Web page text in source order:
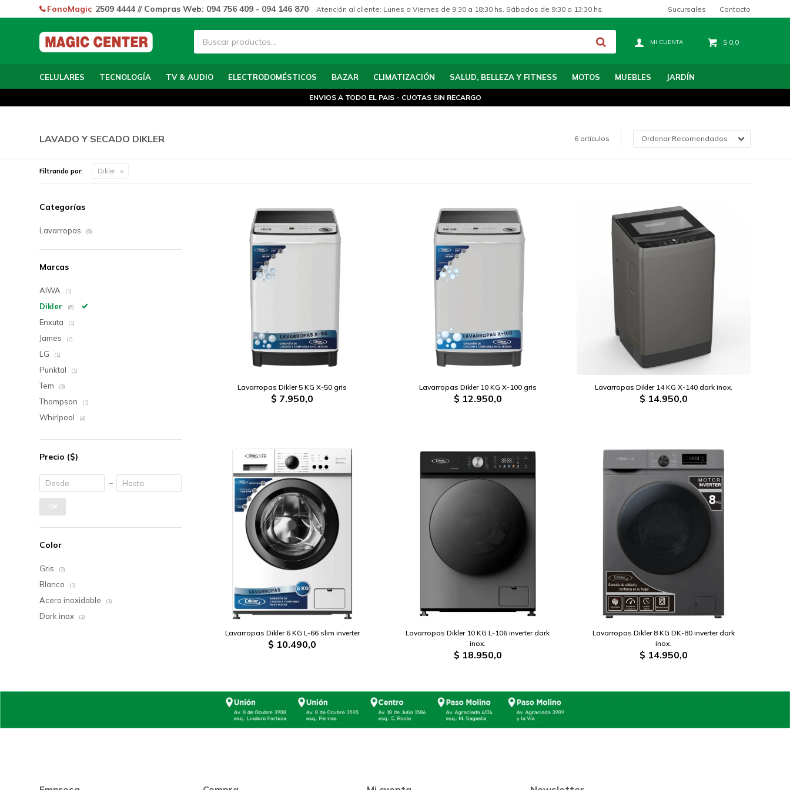
CELULARES TECNOLOGÍA TV & AUDIO ELECTRODOMÉSTICOS BAZAR CLIMATIZACIÓN SALUD, BELLEZA Y FITNESS MOTOS MUEBLES JARDÍN
$ 0,0
FonoMagic 2509 4444 // Compras Web: 094 756 409 - 094 146 870 Atención al cliente: Lunes a Viernes de 9:30 a 18:30 hs. Sábados de 9:30 a 13:30 hs. Sucursales Contacto
ENVIOS A TODO EL PAIS - CUOTAS SIN RECARGO
LAVADO Y SECADO DIKLER 6 artículos Recomendados
Filtrando por: Dikler
Lavarropas Dikler 5 KG X-50 gris
$ 7.950,0
Lavarropas Dikler 10 KG X-100 gris
$ 12.950,0
Lavarropas Dikler 14 KG X-140 dark inox.
$ 14.950,0
Lavarropas Dikler 6 KG L-66 slim inverter
$ 10.490,0
Lavarropas Dikler 10 KG L-106 inverter dark
inox.
$ 18.950,0
Lavarropas Dikler 8 KG DK-80 inverter dark
inox.
$ 14.950,0
Categorías
Lavarropas (6)
Marcas
AIWA (1)
Dikler (6)
Enxuta (1)
James (7)
LG (1)
Punktal (1)
Tem (3)
Thompson (1)
Whirlpool (4)
Precio ($)
OK
Color
Gris (2)
Blanco (1)
Acero inoxidable (1)
Dark inox (2)